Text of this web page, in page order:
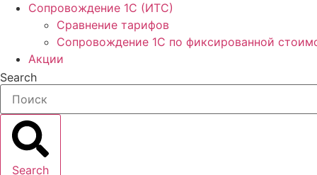
Сопровождение 1С (ИТС)
Сравнение тарифов
Сопровождение 1С по фиксированной
Акции
Search
Search